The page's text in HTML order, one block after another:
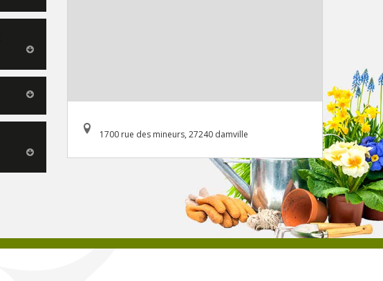
1700 rue des mineurs, 27240 damville